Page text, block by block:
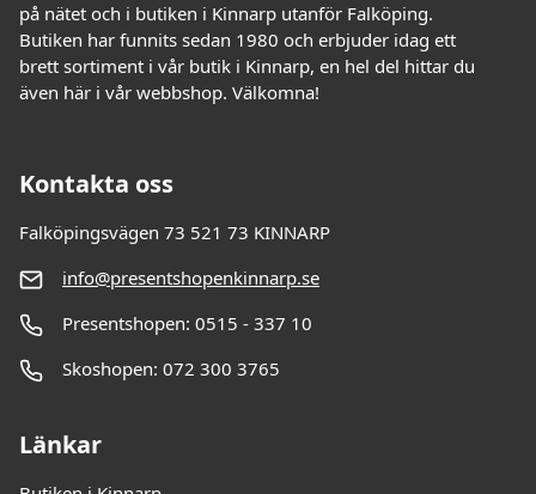
på nätet och i butiken i Kinnarp utanför Falköping.
Butiken har funnits sedan 1980 och erbjuder idag ett
brett sortiment i vår butik i Kinnarp, en hel del hittar du
även här i vår webbshop. Välkomna!
Kontakta oss
Falköpingsvägen 73 521 73 KINNARP
info@presentshopenkinnarp.se
Presentshopen: 0515 - 337 10
Skoshopen: 072 300 3765
Länkar